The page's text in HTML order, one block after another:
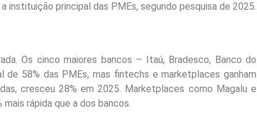
principal das PMEs, segundo pesquisa de 2025.
Os cinco maiores bancos – Itaú, Bradesco, Banco do
de 58% das PMEs, mas fintechs e marketplaces ganham
cresceu 28% em 2025. Marketplaces como Magalu e
rápida que a dos bancos.